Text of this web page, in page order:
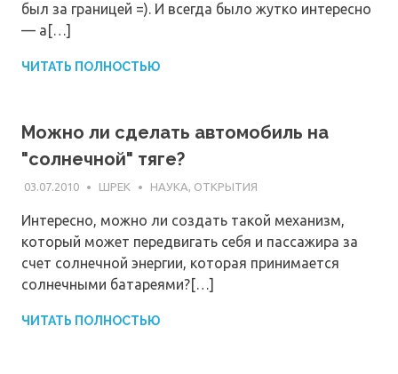
был за границей =). И всегда было жутко интересно
— а[…]
ЧИТАТЬ ПОЛНОСТЬЮ
Можно ли сделать автомобиль на
"солнечной" тяге?
03.07.2010 ШРЕК НАУКА, ОТКРЫТИЯ
Интересно, можно ли создать такой механизм,
который может передвигать себя и пассажира за
счет солнечной энергии, которая принимается
солнечными батареями?[…]
ЧИТАТЬ ПОЛНОСТЬЮ